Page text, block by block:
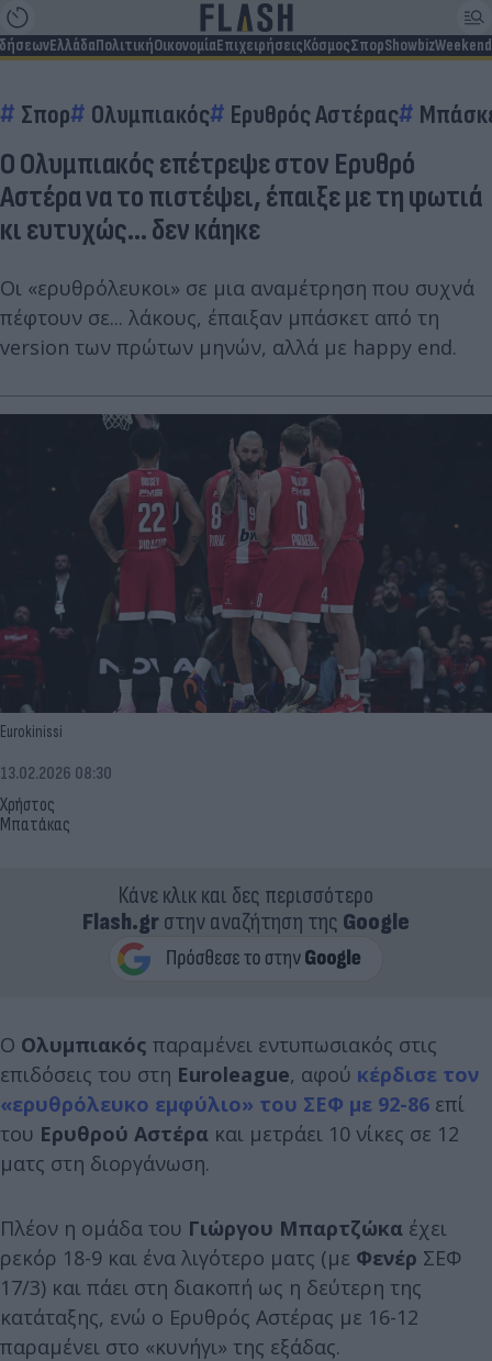
ΕλλάδαΠολιτικήΟικονομίαΕπιχειρήσειςΚόσμοςΣπορShowbizWeekend
Σπορ Ολυμπιακός Ερυθρός Αστέρας
Ο Ολυμπιακός επέτρεψε στον Ερυθρό
Αστέρα να το πιστέψει, έπαιξε με τη φωτιά
κι ευτυχώς... δεν κάηκε
Οι «ερυθρόλευκοι» σε μια αναμέτρηση που συχνά
πέφτουν σε... λάκους, έπαιξαν μπάσκετ από τη
version των πρώτων μηνών, αλλά με happy end.
Eurokinissi
Χρήστος
Μπατάκας
13.02.2026 08:30
Κάνε κλικ και δες περισσότερο
Flash.grστην αναζήτηση της Google
Ο Ολυμπιακός παραμένει εντυπωσιακός στις
επιδόσεις του στη Euroleague, αφού κέρδισε τον
«ερυθρόλευκο εμφύλιο» του ΣΕΦ με 92-86 επί
του Ερυθρού Αστέρα και μετράει 10 νίκες σε 12
ματς στη διοργάνωση.
Πλέον η ομάδα του Γιώργου Μπαρτζώκα έχει
ρεκόρ 18-9 και ένα λιγότερο ματς (με Φενέρ ΣΕΦ
17/3) και πάει στη διακοπή ως η δεύτερη της
κατάταξης, ενώ ο Ερυθρός Αστέρας με 16-12
παραμένει στο «κυνήγι» της εξάδας.